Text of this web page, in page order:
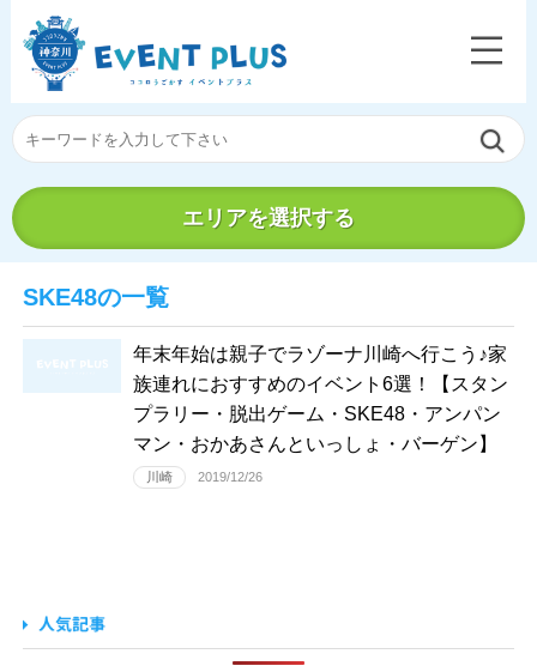
エリアを選択する
SKE48の一覧
年末年始は親子でラゾーナ川崎へ行こう♪家
族連れにおすすめのイベント6選！【スタン
プラリー・脱出ゲーム・SKE48・アンパン
マン・おかあさんといっしょ・バーゲン】
川崎 2019/12/26